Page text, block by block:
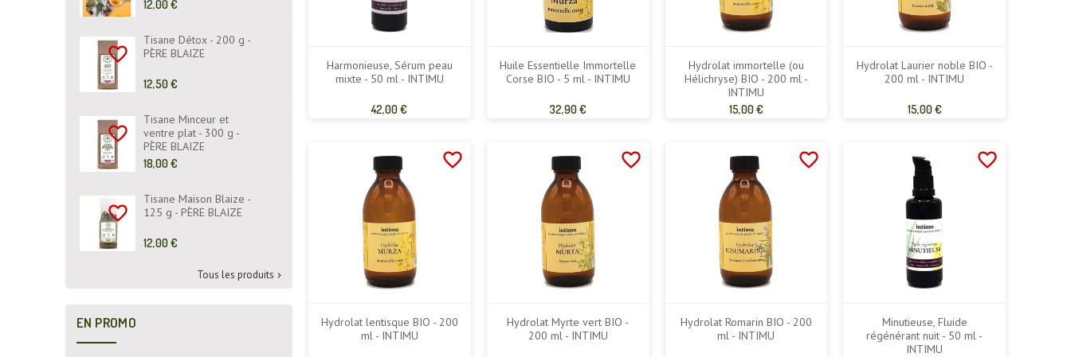
EYROLLES ÉDITIONS
Prix
12,00 €
favorite_border
Tisane Détox - 200 g -
PÈRE BLAIZE
Prix
12,50 €
favorite_border
Tisane Minceur et
ventre plat - 300 g -
PÈRE BLAIZE
Prix
18,00 €
favorite_border
Tisane Maison Blaize -
125 g - PÈRE BLAIZE
Prix
12,00 €
Tous les produits 
EN PROMO
Harmonieuse, Sérum peau
mixte - 50 ml - INTIMU
Prix
42,00 €
Huile Essentielle Immortelle
Corse BIO - 5 ml - INTIMU
Prix
32,90 €
Hydrolat immortelle (ou
Hélichryse) BIO - 200 ml -
INTIMU
Prix
15,00 €
Hydrolat Laurier noble BIO -
200 ml - INTIMU
Prix
15,00 €
favorite_border
Hydrolat lentisque BIO - 200
ml - INTIMU
favorite_border
Hydrolat Myrte vert BIO -
200 ml - INTIMU
favorite_border
Hydrolat Romarin BIO - 200
ml - INTIMU
favorite_border
Minutieuse, Fluide
régénérant nuit - 50 ml -
INTIMU